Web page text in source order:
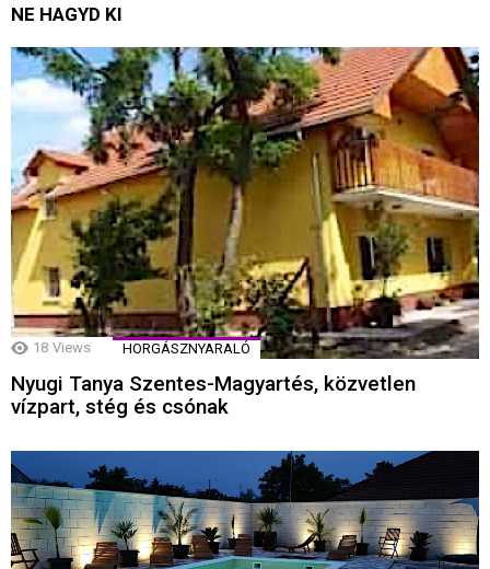
NE HAGYD KI
18 Views HORGÁSZNYARALÓ
Nyugi Tanya Szentes-Magyartés, közvetlen
vízpart, stég és csónak